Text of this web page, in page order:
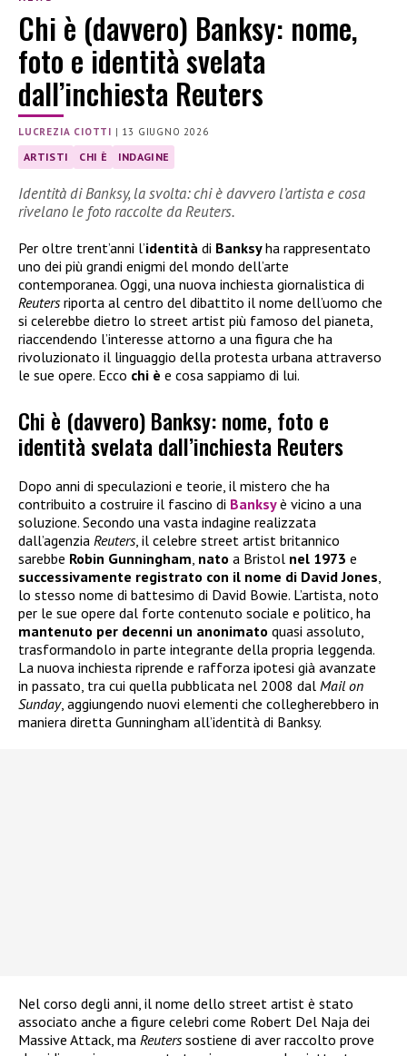
Chi è (davvero) Banksy: nome,
foto e identità svelata
dall’inchiesta Reuters
LUCREZIA CIOTTI | 13 GIUGNO 2026
ARTISTI CHI È INDAGINE
Identità di Banksy, la svolta: chi è davvero l’artista e cosa
rivelano le foto raccolte da Reuters.
Per oltre trent’anni l’identità di Banksyha rappresentato
uno dei più grandi enigmi del mondo dell’arte
contemporanea. Oggi, una nuova inchiesta giornalistica di
Reutersriporta al centro del dibattito il nome dell’uomo che
si celerebbe dietro lo street artist più famoso del pianeta,
riaccendendo l’interesse attorno a una figura che ha
rivoluzionato il linguaggio della protesta urbana attraverso
le sue opere. Ecco chi è e cosa sappiamo di lui.
Chi è (davvero) Banksy: nome, foto e
identità svelata dall’inchiesta Reuters
Dopo anni di speculazioni e teorie, il mistero che ha
contribuito a costruire il fascino di Banksyè vicino a una
soluzione. Secondo una vasta indagine realizzata
dall’agenzia Reuters, il celebre street artist britannico
sarebbe Robin Gunningham, nato a Bristol nel 1973 e
successivamente registrato con il nome di David Jones,
lo stesso nome di battesimo di David Bowie. L’artista, noto
per le sue opere dal forte contenuto sociale e politico, ha
mantenuto per decenni un anonimato quasi assoluto,
trasformandolo in parte integrante della propria leggenda.
La nuova inchiesta riprende e rafforza ipotesi già avanzate
in passato, tra cui quella pubblicata nel 2008 dal Mail on
Sunday, aggiungendo nuovi elementi che collegherebbero in
maniera diretta Gunningham all’identità di Banksy.
Nel corso degli anni, il nome dello street artist è stato
associato anche a figure celebri come Robert Del Naja dei
Massive Attack, ma Reuterssostiene di aver raccolto prove